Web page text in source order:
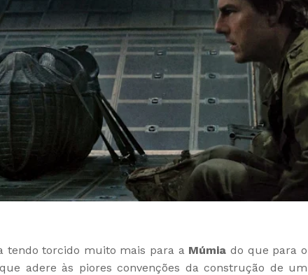
tendo torcido muito mais para a Múmiado que para o
adere às piores convenções da construção de um